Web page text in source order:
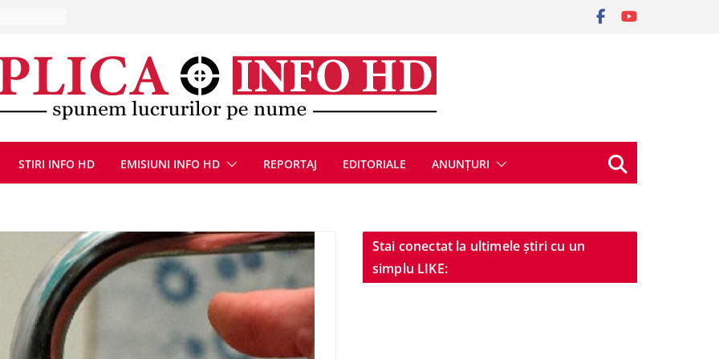
se
8 august
Uricani.
STIRI INFO HD EMISIUNI INFO HD REPORTAJ EDITORIALE ANUNȚURI
Stai conectat la ultimele știri cu un
simplu LIKE: